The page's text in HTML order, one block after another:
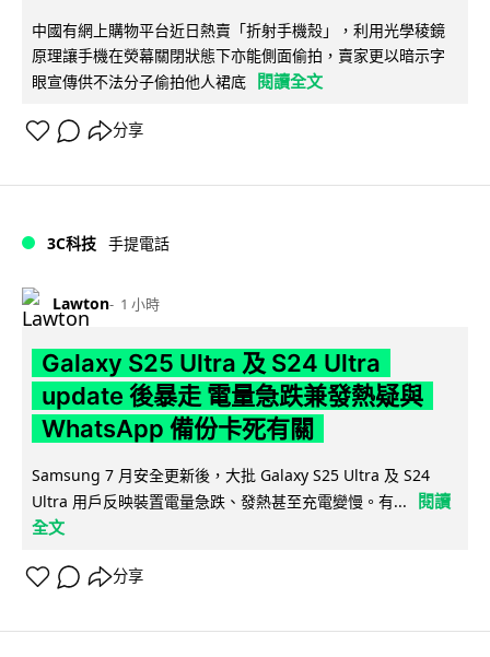
中國有網上購物平台近日熱賣「折射手機殼」，利用光學稜鏡
原理讓手機在熒幕關閉狀態下亦能側面偷拍，賣家更以暗示字
眼宣傳供不法分子偷拍他人裙底
閱讀全文
分享
3C科技 手提電話
Lawton 1 小時
Galaxy S25 Ultra 及 S24 Ultra
update 後暴走 電量急跌兼發熱疑與
WhatsApp 備份卡死有關
Samsung 7 月安全更新後，大批 Galaxy S25 Ultra 及 S24
Ultra 用戶反映裝置電量急跌、發熱甚至充電變慢。有...
閱讀
全文
分享